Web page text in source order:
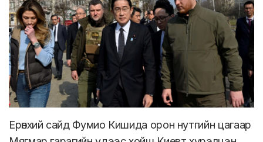
Ерөнхий сайд Фумио Кишида орон нутгийн цагаар